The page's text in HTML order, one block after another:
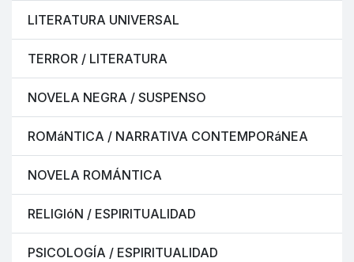
LITERATURA UNIVERSAL
TERROR / LITERATURA
NOVELA NEGRA / SUSPENSO
ROMáNTICA / NARRATIVA CONTEMPORáNEA
NOVELA ROMÁNTICA
RELIGIóN / ESPIRITUALIDAD
PSICOLOGÍA / ESPIRITUALIDAD